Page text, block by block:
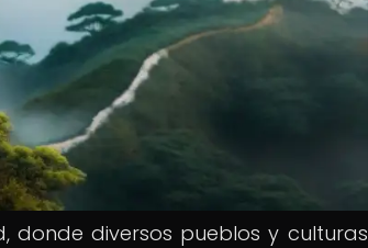
donde diversos pueblos y culturas